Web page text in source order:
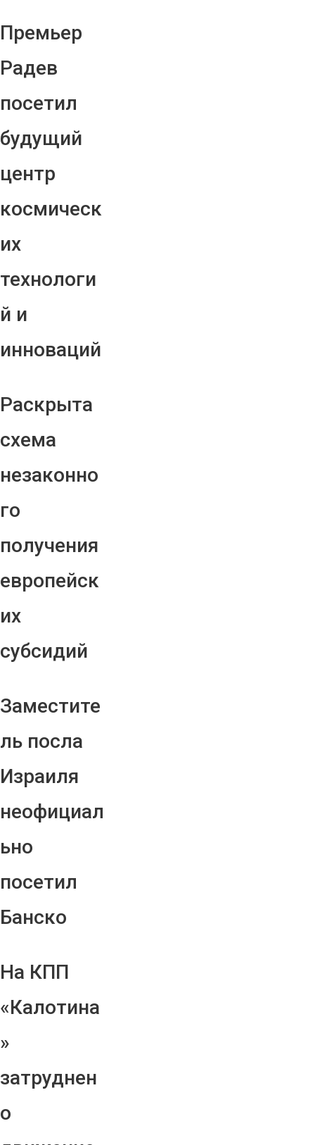
Премьер
Радев
посетил
будущий
центр
космическ
их
технологи
й и
инноваций
Раскрыта
схема
незаконно
го
получения
европейск
их
субсидий
Заместите
ль посла
Израиля
неофициал
ьно
посетил
Банско
На КПП
«Калотина
»
затруднен
о